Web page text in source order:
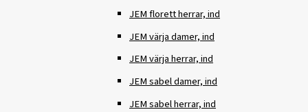
JEM florett herrar, ind
JEM värja damer, ind
JEM värja herrar, ind
JEM sabel damer, ind
JEM sabel herrar, ind